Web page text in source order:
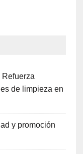
Refuerza
de limpieza en
y promoción